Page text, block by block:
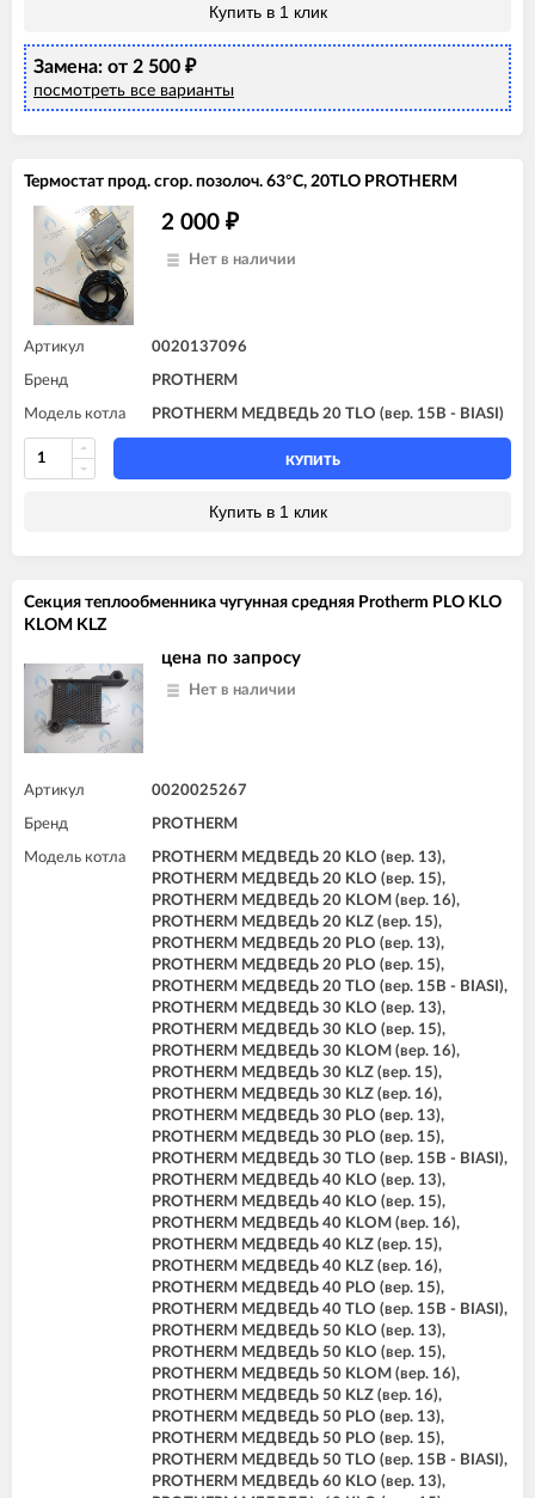
Купить в 1 клик
Замена: от 2 500 ₽
посмотреть все варианты
Термостат прод. сгор. позолоч. 63°C, 20TLO PROTHERM
2 000 ₽
Нет в наличии
Артикул 0020137096
Бренд PROTHERM
Модель котла PROTHERM МЕДВЕДЬ 20 TLO (вер. 15B - BIASI)
КУПИТЬ
Купить в 1 клик
Секция теплообменника чугунная средняя Protherm PLO KLO
KLOM KLZ
цена по запросу
Нет в наличии
Артикул 0020025267
Бренд PROTHERM
Модель котла
PROTHERM МЕДВЕДЬ 20 KLO (вер. 13),
PROTHERM МЕДВЕДЬ 20 KLO (вер. 15),
PROTHERM МЕДВЕДЬ 20 KLOM (вер. 16),
PROTHERM МЕДВЕДЬ 20 KLZ (вер. 15),
PROTHERM МЕДВЕДЬ 20 PLO (вер. 13),
PROTHERM МЕДВЕДЬ 20 PLO (вер. 15),
PROTHERM МЕДВЕДЬ 20 TLO (вер. 15B - BIASI),
PROTHERM МЕДВЕДЬ 30 KLO (вер. 13),
PROTHERM МЕДВЕДЬ 30 KLO (вер. 15),
PROTHERM МЕДВЕДЬ 30 KLOM (вер. 16),
PROTHERM МЕДВЕДЬ 30 KLZ (вер. 15),
PROTHERM МЕДВЕДЬ 30 KLZ (вер. 16),
PROTHERM МЕДВЕДЬ 30 PLO (вер. 13),
PROTHERM МЕДВЕДЬ 30 PLO (вер. 15),
PROTHERM МЕДВЕДЬ 30 TLO (вер. 15B - BIASI),
PROTHERM МЕДВЕДЬ 40 KLO (вер. 13),
PROTHERM МЕДВЕДЬ 40 KLO (вер. 15),
PROTHERM МЕДВЕДЬ 40 KLOM (вер. 16),
PROTHERM МЕДВЕДЬ 40 KLZ (вер. 15),
PROTHERM МЕДВЕДЬ 40 KLZ (вер. 16),
PROTHERM МЕДВЕДЬ 40 PLO (вер. 15),
PROTHERM МЕДВЕДЬ 40 TLO (вер. 15B - BIASI),
PROTHERM МЕДВЕДЬ 50 KLO (вер. 13),
PROTHERM МЕДВЕДЬ 50 KLO (вер. 15),
PROTHERM МЕДВЕДЬ 50 KLOM (вер. 16),
PROTHERM МЕДВЕДЬ 50 KLZ (вер. 16),
PROTHERM МЕДВЕДЬ 50 PLO (вер. 13),
PROTHERM МЕДВЕДЬ 50 PLO (вер. 15),
PROTHERM МЕДВЕДЬ 50 TLO (вер. 15B - BIASI),
PROTHERM МЕДВЕДЬ 60 KLO (вер. 13),